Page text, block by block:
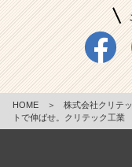
HOME ＞ 株式会社クリテ
トで伸ばせ。クリテック工業